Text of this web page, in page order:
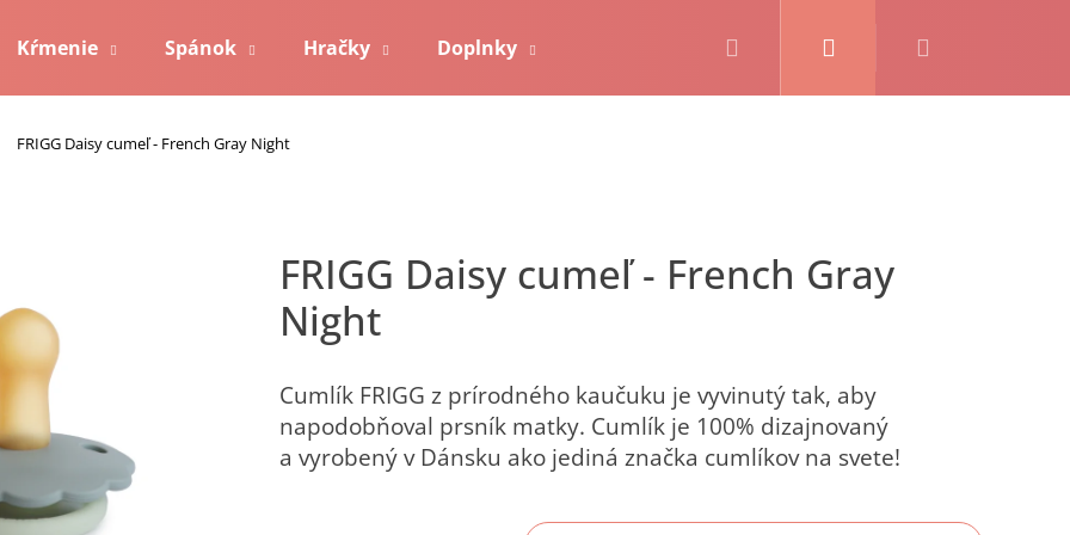
Kŕmenie Spánok Hračky Doplnky
Kontakt
Prihlásenie
FRIGG Daisy cumeľ - French Gray Night
FRIGG Daisy cumeľ - French Gray
Night
Cumlík FRIGG z prírodného kaučuku je vyvinutý tak, aby
napodobňoval prsník matky. Cumlík je 100% dizajnovaný
a vyrobený v Dánsku ako jediná značka cumlíkov na svete!
Čo potrebujete nájsť?